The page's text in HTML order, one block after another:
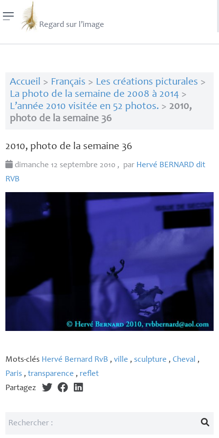
Regard sur l’image
Accueil > Français > Les créations picturales >
La photo de la semaine de 2008 à 2014>
L’année 2010 visitée en 52 photos. > 2010,
photo de la semaine 36
2010, photo de la semaine 36
dimanche 12 septembre 2010 , par Hervé BERNARD dit
RVB
Mots-clés Hervé Bernard RvB ,ville ,sculpture ,Cheval ,
Paris ,transparence , reflet
Partagez